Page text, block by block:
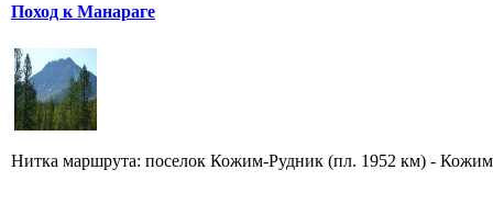
Поход к Манараге
Нитка маршрута: поселок Кожим-Рудник (пл. 1952 км) -